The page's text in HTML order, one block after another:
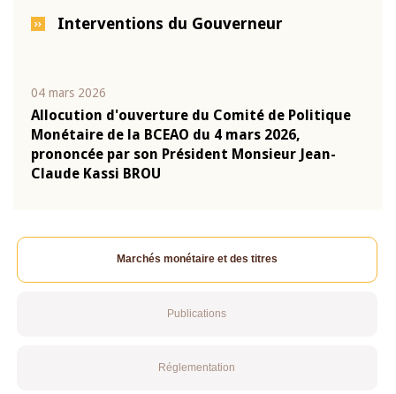
Interventions du Gouverneur
04 mars 2026
Allocution d'ouverture du Comité de Politique
Monétaire de la BCEAO du 4 mars 2026,
prononcée par son Président Monsieur Jean-
Claude Kassi BROU
Marchés monétaire et des titres
Publications
Réglementation